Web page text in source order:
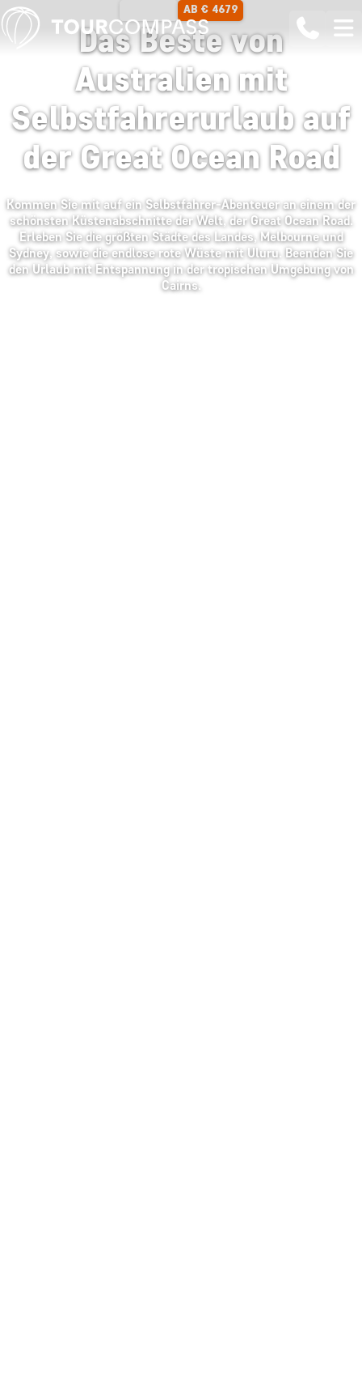
AB € 4679
Das Beste von
Australien mit
Selbstfahrerurlaub auf
der Great Ocean Road
Kommen Sie mit auf ein Selbstfahrer-Abenteuer an einem der
schönsten Küstenabschnitte der Welt, der Great Ocean Road.
Erleben Sie die größten Städte des Landes, Melbourne und
Sydney, sowie die endlose rote Wüste mit Uluru. Beenden Sie
den Urlaub mit Entspannung in der tropischen Umgebung von
Cairns.